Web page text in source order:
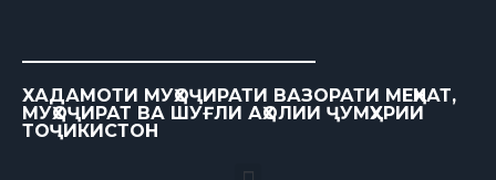
ХАДАМОТИ МУҲОҶИРАТИ ВАЗОРАТИ МЕҲНАТ,
МУҲОҶИРАТ ВА ШУҒЛИ АҲОЛИИ ҶУМҲУРИИ
ТОҶИКИСТОН